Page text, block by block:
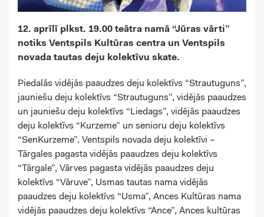
12. aprīlī plkst. 19.00 teātra namā “Jūras vārti”
notiks Ventspils Kultūras centra un Ventspils
novada tautas deju kolektīvu skate.
Piedalās vidējās paaudzes deju kolektīvs “Strautuguns”,
jauniešu deju kolektīvs “Strautuguns”, vidējās paaudzes
un jauniešu deju kolektīvs “Liedags”, vidējās paaudzes
deju kolektīvs “Kurzeme” un senioru deju kolektīvs
“SenKurzeme”. Ventspils novada deju kolektīvi –
Tārgales pagasta vidējās paaudzes deju kolektīvs
“Tārgale”, Vārves pagasta vidējās paaudzes deju
kolektīvs “Vāruve”, Usmas tautas nama vidējās
paaudzes deju kolektīvs “Usma”, Ances Kultūras nama
vidējās paaudzes deju kolektīvs “Ance”, Ances kultūras